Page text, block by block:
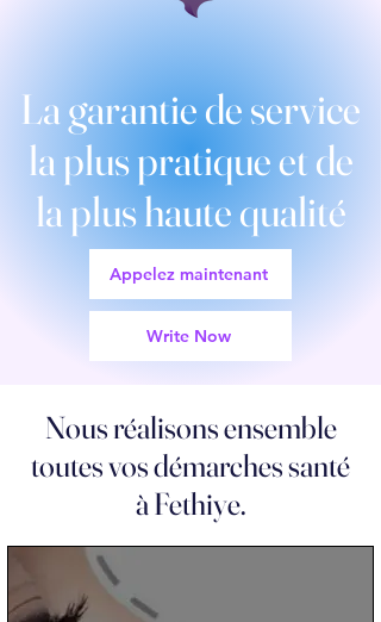
La garantie de service
la plus pratique et de
la plus haute qualité
Appelez maintenant
Write Now
Nous réalisons ensemble
toutes vos démarches santé
à Fethiye.